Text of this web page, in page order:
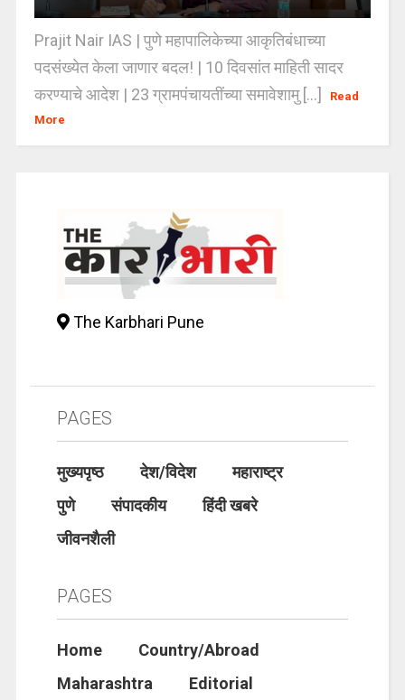
Prajit Nair IAS | पुणे महापालिकेच्या आकृतिबंधाच्या
पदसंख्येत केला जाणार बदल! | 10 दिवसांत माहिती सादर
करण्याचे आदेश | 23 ग्रामपंचायतींच्या समावेशामु [...]
Read
More
The Karbhari Pune
PAGES
मुख्यपृष्ठ देश/विदेश
महाराष्ट्र
पुणे
संपादकीय
हिंदी खबरे
जीवनशैली
PAGES
Home
Country/Abroad
Maharashtra
Editorial